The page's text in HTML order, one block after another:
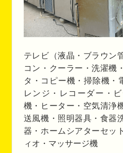
テレビ（液晶・ブラウン
コン・クーラー・洗濯機
タ・コピー機・掃除機・
レンジ・レコーダー・
機・ヒーター・空気清浄
送風機・照明器具・食器
器・ホームシアターセッ
ィオ・マッサージ機